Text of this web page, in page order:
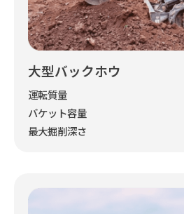
大型バックホウ
運転質量
バケット容量
最大掘削深さ